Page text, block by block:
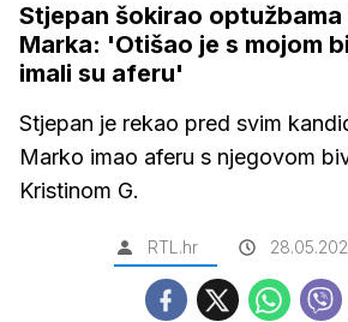
Stjepan šokirao optužbama
Marka: 'Otišao je s mojom
imali su aferu'
Stjepan je rekao pred svim
Marko imao aferu s njegovom
Kristinom G.
RTL.hr